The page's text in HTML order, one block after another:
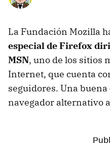
La Fundación Mozilla
especial de Firefox
MSN, uno de los sitios
Internet, que cuenta
seguidores. Una
navegador alternativo